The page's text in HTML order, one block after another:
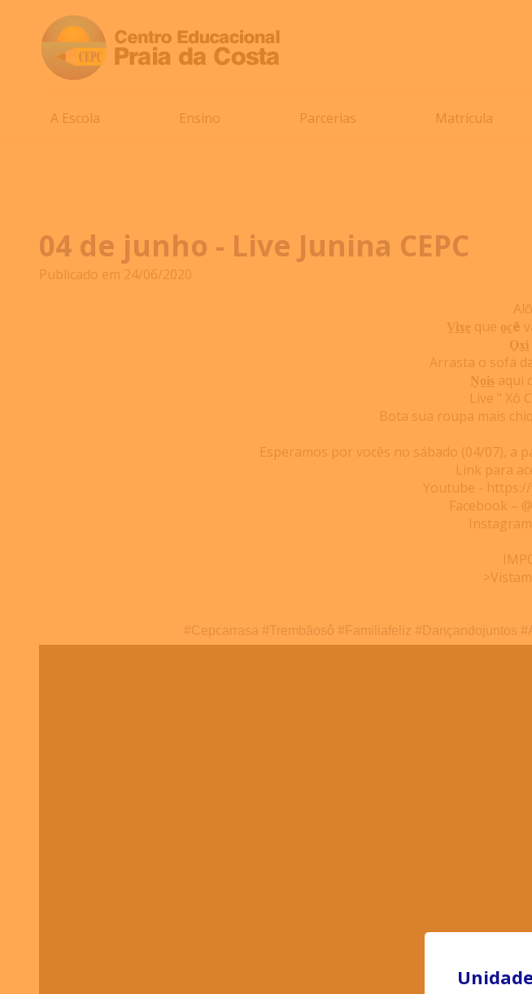
A Escola Ensino Parcerias Matrícula
04 de junho - Live Junina CEPC
Publicado em 24/06/2020
Alô
V̠i̠x̠e̠ que o̠c̠ê
O̠x̠i̠
Arrasta o sofá
N̠o̠i̠s̠ aqui
Live " Xô
Bota sua roupa mais
Esperamos por vocês no sábado (04/07), a
Link para
Youtube -
Facebook –
#Cepcarrasa #Trembãosô #Familiafeliz #Dançandojuntos #